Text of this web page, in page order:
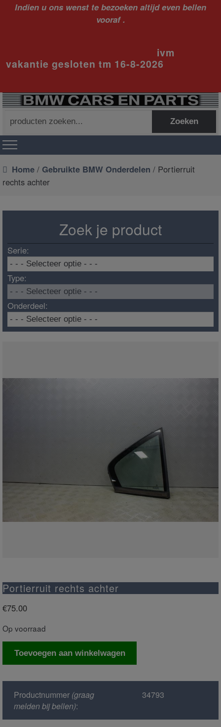
Indien u ons wenst te bezoeken altijd even bellen
vooraf .
ivm
vakantie gesloten tm 16-8-2026
naar:
Zoeken
Home / Gebruikte BMW Onderdelen / Portierruit
rechts achter
Zoek je product
Serie:
Type:
Onderdeel:
Portierruit rechts achter
€75.00
Op voorraad
Portierruit
Toevoegen aan winkelwagen
Productnummer(graag
melden bij bellen):
34793